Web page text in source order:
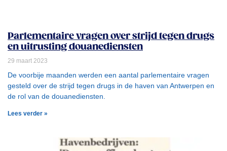
Parlementaire vragen over strijd tegen drugs
en uitrusting douanediensten
29 maart 2023
De voorbije maanden werden een aantal parlementaire vragen
gesteld over de strijd tegen drugs in de haven van Antwerpen en
de rol van de douanediensten.
Lees verder »